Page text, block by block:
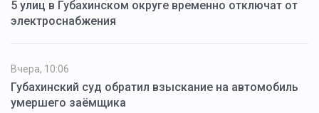
5 улиц в Губахинском округе временно отключат от
электроснабжения
Вчера, 10:06
Губахинский суд обратил взыскание на автомобиль
умершего заёмщика